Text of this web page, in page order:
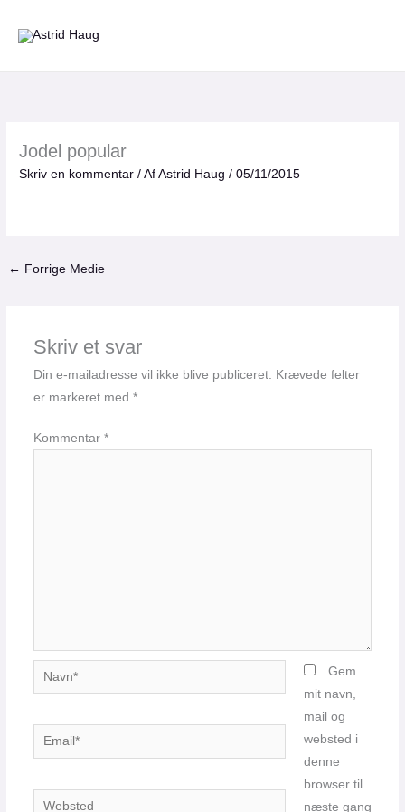
Jodel popular
Skriv en kommentar / AfAstrid Haug/05/11/2015
← Forrige Medie
Skriv et svar
Din e-mailadresse vil ikke blive publiceret. Krævede felter
er markeret med *
Kommentar *
Navn*
Email*
Websted
Gem
mit navn,
mail og
websted i
denne
browser til
næste gang